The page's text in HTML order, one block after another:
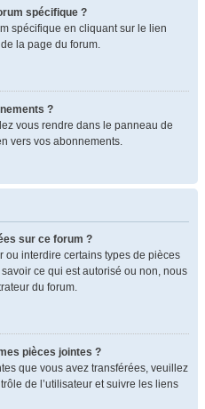
spécifique ?
spécifique en cliquant sur le lien
la page du forum.
?
vous rendre dans le panneau de
vers vos abonnements.
sur ce forum ?
ou interdire certains types de pièces
ce qui est autorisé ou non, nous
du forum.
pièces jointes ?
que vous avez transférées, veuillez
de l’utilisateur et suivre les liens